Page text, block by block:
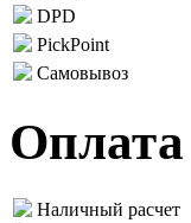
DPD
PickPoint
Самовывоз
Оплата
Наличный расчет